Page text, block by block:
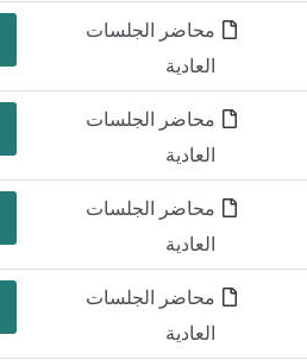
محاضر الجلسات
العادية
محاضر الجلسات
العادية
محاضر الجلسات
العادية
محاضر الجلسات
العادية